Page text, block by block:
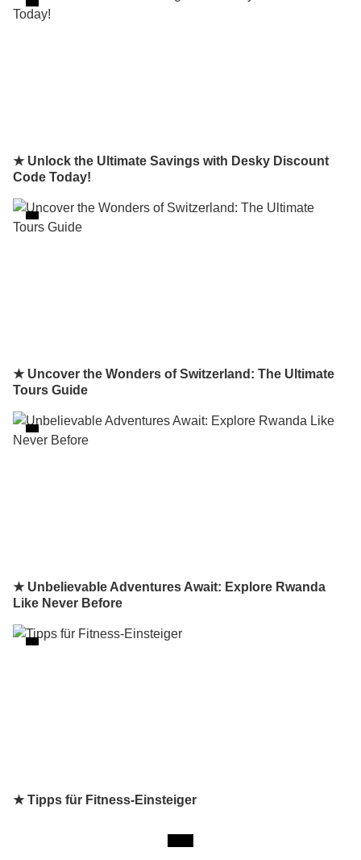
★ Unlock the Ultimate Savings with Desky Discount
Code Today!
★ Uncover the Wonders of Switzerland: The Ultimate
Tours Guide
★ Unbelievable Adventures Await: Explore Rwanda
Like Never Before
★ Tipps für Fitness-Einsteiger